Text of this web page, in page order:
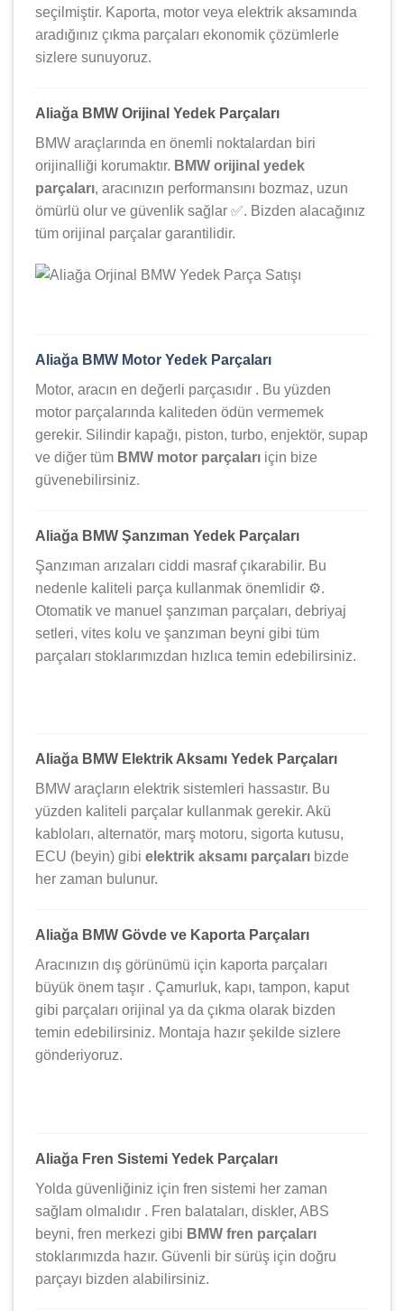
seçilmiştir. Kaporta, motor veya elektrik aksamında
aradığınız çıkma parçaları ekonomik çözümlerle
sizlere sunuyoruz.
Aliağa BMW Orijinal Yedek Parçaları
BMW araçlarında en önemli noktalardan biri
orijinalliği korumaktır. BMW orijinal yedek
parçaları, aracınızın performansını bozmaz, uzun
ömürlü olur ve güvenlik sağlar ✅. Bizden alacağınız
tüm orijinal parçalar garantilidir.
Aliağa BMW Motor Yedek Parçaları
Motor, aracın en değerli parçasıdır . Bu yüzden
motor parçalarında kaliteden ödün vermemek
gerekir. Silindir kapağı, piston, turbo, enjektör, supap
ve diğer tüm BMW motor parçaları için bize
güvenebilirsiniz.
Aliağa BMW Şanzıman Yedek Parçaları
Şanzıman arızaları ciddi masraf çıkarabilir. Bu
nedenle kaliteli parça kullanmak önemlidir ⚙️.
Otomatik ve manuel şanzıman parçaları, debriyaj
setleri, vites kolu ve şanzıman beyni gibi tüm
parçaları stoklarımızdan hızlıca temin edebilirsiniz.
Aliağa BMW Elektrik Aksamı Yedek Parçaları
BMW araçların elektrik sistemleri hassastır. Bu
yüzden kaliteli parçalar kullanmak gerekir. Akü
kabloları, alternatör, marş motoru, sigorta kutusu,
ECU (beyin) gibi elektrik aksamı parçaları bizde
her zaman bulunur.
Aliağa BMW Gövde ve Kaporta Parçaları
Aracınızın dış görünümü için kaporta parçaları
büyük önem taşır . Çamurluk, kapı, tampon, kaput
gibi parçaları orijinal ya da çıkma olarak bizden
temin edebilirsiniz. Montaja hazır şekilde sizlere
gönderiyoruz.
Aliağa Fren Sistemi Yedek Parçaları
Yolda güvenliğiniz için fren sistemi her zaman
sağlam olmalıdır . Fren balataları, diskler, ABS
beyni, fren merkezi gibi BMW fren parçaları
stoklarımızda hazır. Güvenli bir sürüş için doğru
parçayı bizden alabilirsiniz.